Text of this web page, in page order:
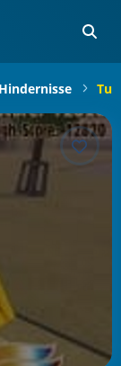
Hindernisse